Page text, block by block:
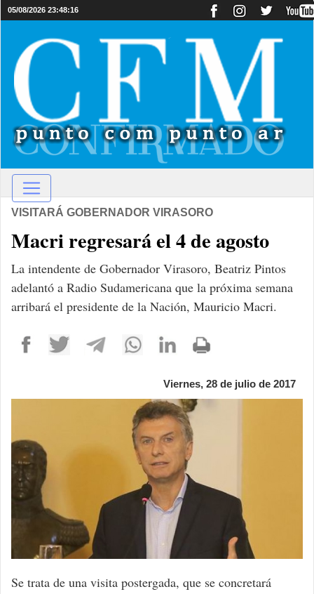
05/08/2026 23:48:16
VISITARÁ GOBERNADOR VIRASORO
Macri regresará el 4 de agosto
La intendente de Gobernador Virasoro, Beatriz Pintos
adelantó a Radio Sudamericana que la próxima semana
arribará el presidente de la Nación, Mauricio Macri.
Viernes, 28 de julio de 2017
Se trata de una visita postergada, que se concretará